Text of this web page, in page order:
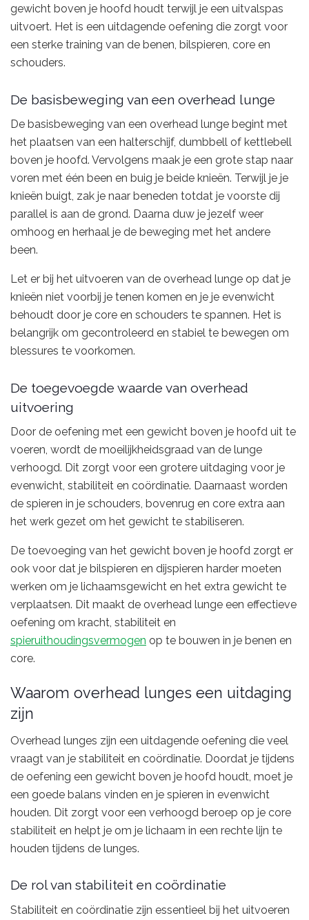
gewicht boven je hoofd houdt terwijl je een uitvalspas
uitvoert. Het is een uitdagende oefening die zorgt voor
een sterke training van de benen, bilspieren, core en
schouders.
De basisbeweging van een overhead lunge
De basisbeweging van een overhead lunge begint met
het plaatsen van een halterschijf, dumbbell of kettlebell
boven je hoofd. Vervolgens maak je een grote stap naar
voren met één been en buig je beide knieën. Terwijl je je
knieën buigt, zak je naar beneden totdat je voorste dij
parallel is aan de grond. Daarna duw je jezelf weer
omhoog en herhaal je de beweging met het andere
been.
Let er bij het uitvoeren van de overhead lunge op dat je
knieën niet voorbij je tenen komen en je je evenwicht
behoudt door je core en schouders te spannen. Het is
belangrijk om gecontroleerd en stabiel te bewegen om
blessures te voorkomen.
De toegevoegde waarde van overhead
uitvoering
Door de oefening met een gewicht boven je hoofd uit te
voeren, wordt de moeilijkheidsgraad van de lunge
verhoogd. Dit zorgt voor een grotere uitdaging voor je
evenwicht, stabiliteit en coördinatie. Daarnaast worden
de spieren in je schouders, bovenrug en core extra aan
het werk gezet om het gewicht te stabiliseren.
De toevoeging van het gewicht boven je hoofd zorgt er
ook voor dat je bilspieren en dijspieren harder moeten
werken om je lichaamsgewicht en het extra gewicht te
verplaatsen. Dit maakt de overhead lunge een effectieve
oefening om kracht, stabiliteit en
spieruithoudingsvermogen op te bouwen in je benen en
core.
Waarom overhead lunges een uitdaging
zijn
Overhead lunges zijn een uitdagende oefening die veel
vraagt van je stabiliteit en coördinatie. Doordat je tijdens
de oefening een gewicht boven je hoofd houdt, moet je
een goede balans vinden en je spieren in evenwicht
houden. Dit zorgt voor een verhoogd beroep op je core
stabiliteit en helpt je om je lichaam in een rechte lijn te
houden tijdens de lunges.
De rol van stabiliteit en coördinatie
Stabiliteit en coördinatie zijn essentieel bij het uitvoeren